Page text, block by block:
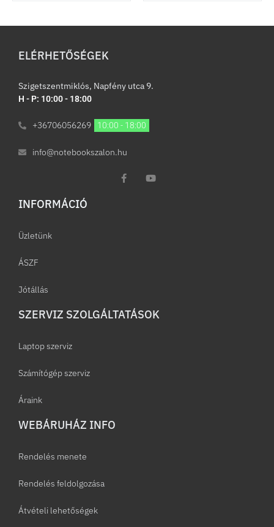
ELÉRHETŐSÉGEK
Szigetszentmiklós, Napfény utca 9.
H - P: 10:00 - 18:00
+36706056269 10:00 - 18:00
info@notebookszalon.hu
INFORMÁCIÓ​
Üzletünk
ÁSZF
Jótállás
SZERVIZ SZOLGÁLTATÁSOK
Laptop szerviz
Számítógép szerviz
Áraink
WEBÁRUHÁZ INFO
Rendelés menete
Rendelés feldolgozása
Átvételi lehetőségek